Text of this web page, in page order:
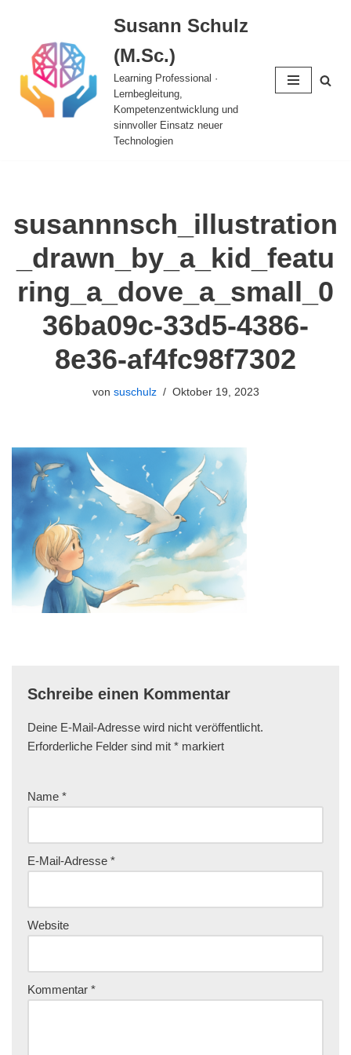
Inhalt
springen
Susann Schulz
(M.Sc.)
Learning Professional ·
Lernbegleitung,
Kompetenzentwicklung und
sinnvoller Einsatz neuer
Technologien
susannnsch_illustration
_drawn_by_a_kid_featu
ring_a_dove_a_small_0
36ba09c-33d5-4386-
8e36-af4fc98f7302
von suschulz Oktober 19, 2023
Schreibe einen Kommentar
Deine E-Mail-Adresse wird nicht veröffentlicht.
Erforderliche Felder sind mit * markiert
Name *
E-Mail-Adresse *
Website
Kommentar *